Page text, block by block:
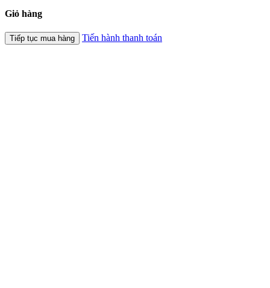
Giỏ hàng
Tiếp tục mua hàng Tiến hành thanh toán